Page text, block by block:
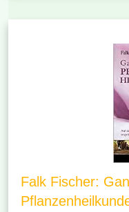
Falk Fischer: